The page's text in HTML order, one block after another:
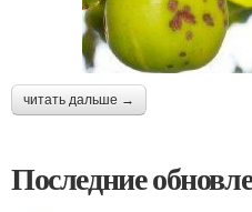
читать дальше →
Последние